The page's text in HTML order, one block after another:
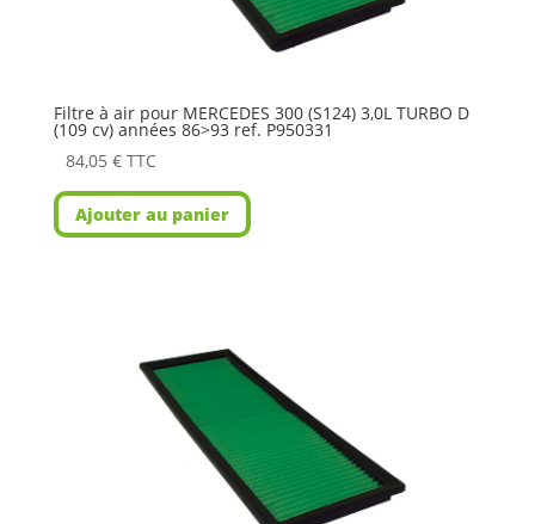
Filtre à air pour MERCEDES 300 (S124) 3,0L TURBO D
(109 cv) années 86>93 ref. P950331
84,05 € TTC
Ajouter au panier